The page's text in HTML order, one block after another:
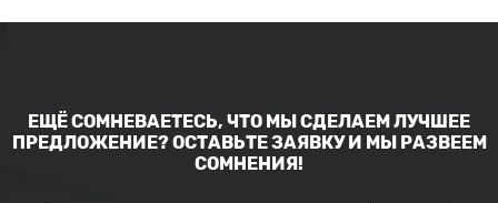
ЕЩЁ СОМНЕВАЕТЕСЬ, ЧТО МЫ СДЕЛАЕМ ЛУЧШЕЕ
ПРЕДЛОЖЕНИЕ? ОСТАВЬТЕ ЗАЯВКУ И МЫ РАЗВЕЕМ
СОМНЕНИЯ!